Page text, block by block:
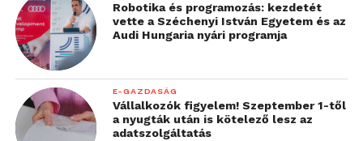
Robotika és programozás: kezdetét
vette a Széchenyi István Egyetem és az
Audi Hungaria nyári programja
E-GAZDASÁG
Vállalkozók figyelem! Szeptember 1-től
a nyugták után is kötelező lesz az
adatszolgáltatás